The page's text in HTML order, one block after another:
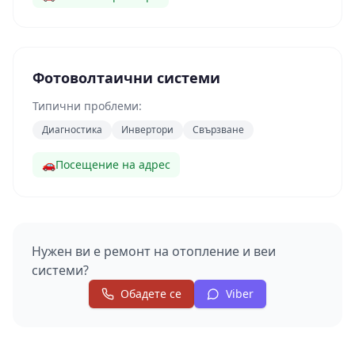
Фотоволтаични системи
Типични проблеми:
Диагностика Инвертори Свързване
🚗Посещение на адрес
Нужен ви е ремонт на отопление и веи
системи?
Обадете се Viber